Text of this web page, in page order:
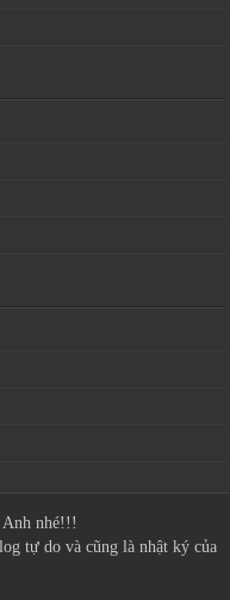
Anh nhé!!!
tự do và cũng là nhật ký của